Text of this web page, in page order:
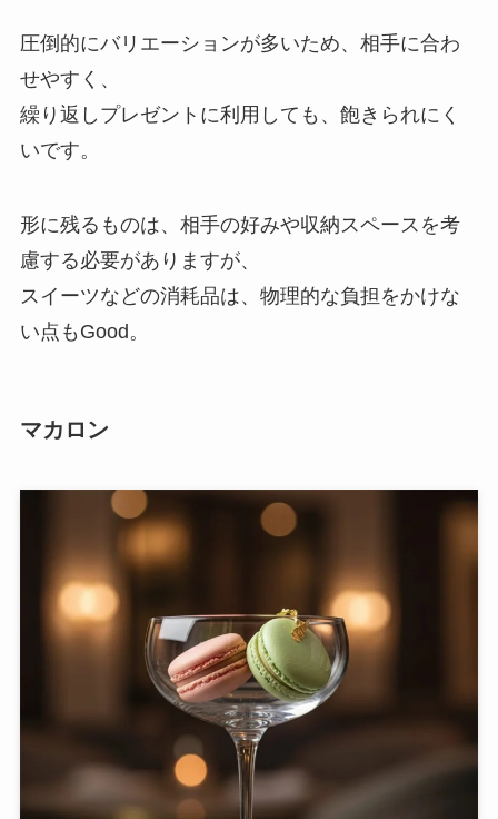
圧倒的にバリエーションが多いため、相手に合わ
せやすく、
繰り返しプレゼントに利用しても、飽きられにく
いです。
形に残るものは、相手の好みや収納スペースを考
慮する必要がありますが、
スイーツなどの消耗品は、物理的な負担をかけな
い点もGood。
マカロン